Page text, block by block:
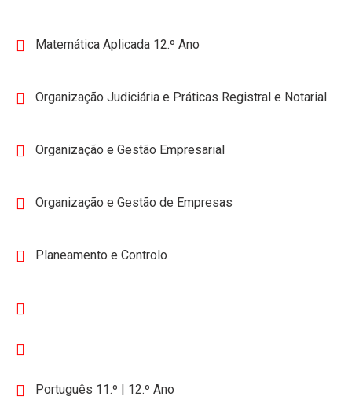
Matemática Aplicada 12.º Ano
Organização Judiciária e Práticas Registral e Notarial
Organização e Gestão Empresarial
Organização e Gestão de Empresas
Planeamento e Controlo
Português 11.º | 12.º Ano